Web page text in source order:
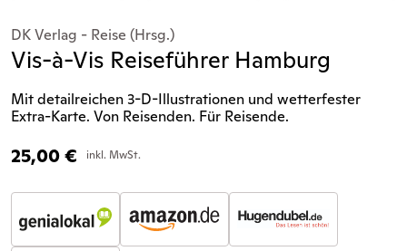
DK Verlag - Reise (Hrsg.)
Vis-à-Vis Reiseführer Hamburg
Mit detailreichen 3-D-Illustrationen und wetterfester
Extra-Karte. Von Reisenden. Für Reisende.
25,00€ inkl. MwSt.